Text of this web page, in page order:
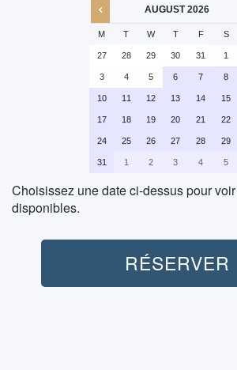
AUGUST 2026
M T W T F S
27 28 29 30 31 1
3 4 5 6 7 8
10 11 12 13 14 15
17 18 19 20 21 22
24 25 26 27 28 29
31 1 2 3 4 5
Choisissez une date ci-dessus pour
disponibles.
RÉSERVER